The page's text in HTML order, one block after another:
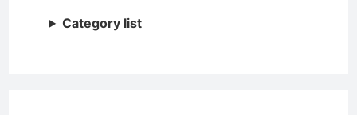
Category list